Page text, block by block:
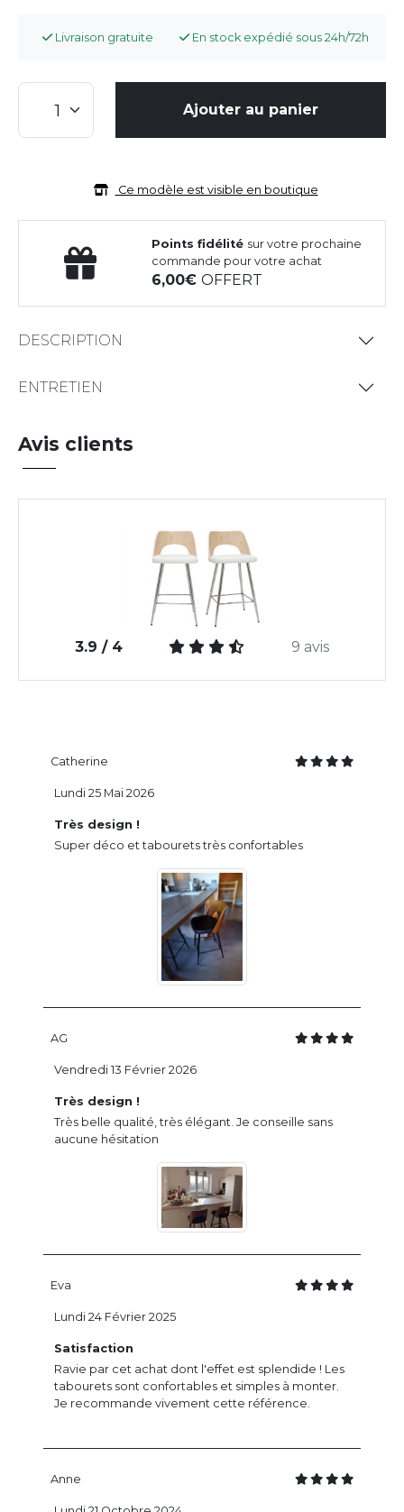
Livraison gratuite En stock expédié sous 24h/72h
Ajouter au panier
Ce modèle est visible en boutique
Points fidélité sur votre prochaine
commande pour votre achat
6,00OFFERT
DESCRIPTION
ENTRETIEN
Avis clients
3.9 / 4 9 avis
Catherine
Très design !
Super déco et tabourets très confortables
Lundi 25 Mai 2026
AG
Très design !
Très belle qualité, très élégant. Je conseille sans
aucune hésitation
Vendredi 13 Février 2026
Eva
Satisfaction
Ravie par cet achat dont l'effet est splendide ! Les
tabourets sont confortables et simples à monter.
Je recommande vivement cette référence.
Lundi 24 Février 2025
Anne